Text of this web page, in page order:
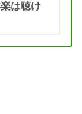
は聴け